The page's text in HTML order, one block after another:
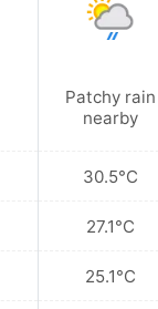
Patchy rain
nearby
30.5°C
27.1°C
25.1°C